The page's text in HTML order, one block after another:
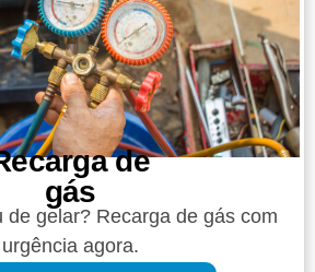
de
gás
de gelar? Recarga de gás com
urgência agora.